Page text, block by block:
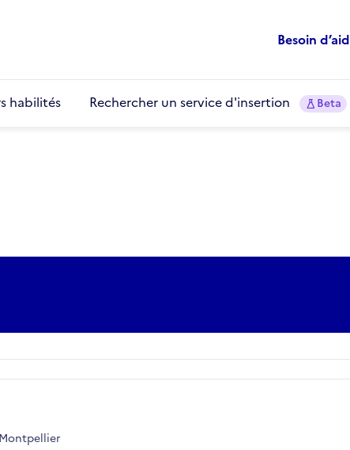
Besoin
habilités Rechercher un service d'insertion Beta
Montpellier